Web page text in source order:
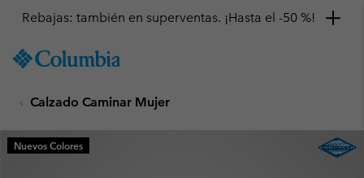
TO
SKIP
MAIN
NAV
Rebajas: también en superventas. ¡Hasta el -50 %!
Calzado Caminar Mujer
Nuevos Colores